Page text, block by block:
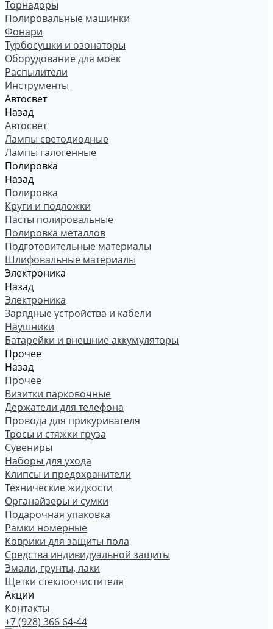
Торнадоры
Полировальные машинки
Фонари
Турбосушки и озонаторы
Оборудование для моек
Распылители
Инструменты
Автосвет
Назад
Автосвет
Лампы светодиодные
Лампы галогенные
Полировка
Назад
Полировка
Круги и подложки
Пасты полировальные
Полировка металлов
Подготовительные материалы
Шлифовальные материалы
Электроника
Назад
Электроника
Зарядные устройства и кабели
Наушники
Батарейки и внешние аккумуляторы
Прочее
Назад
Прочее
Визитки парковочные
Держатели для телефона
Провода для прикуривателя
Тросы и стяжки груза
Сувениры
Наборы для ухода
Клипсы и предохранители
Технические жидкости
Органайзеры и сумки
Подарочная упаковка
Рамки номерные
Коврики для защиты пола
Средства индивидуальной защиты
Эмали, грунты, лаки
Щетки стеклоочистителя
Акции
Контакты
+7 (928) 366 64-44